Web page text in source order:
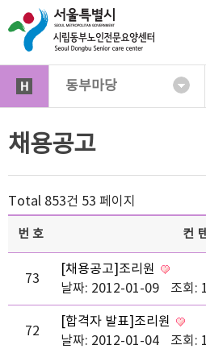
동부마당
채용공고
Total 853건 53 페이지
번호 컨
73
[채용공고]조리원
날짜: 2012-01-09
조회:
72
[합격자 발표]조리원
날짜: 2012-01-04
조회: